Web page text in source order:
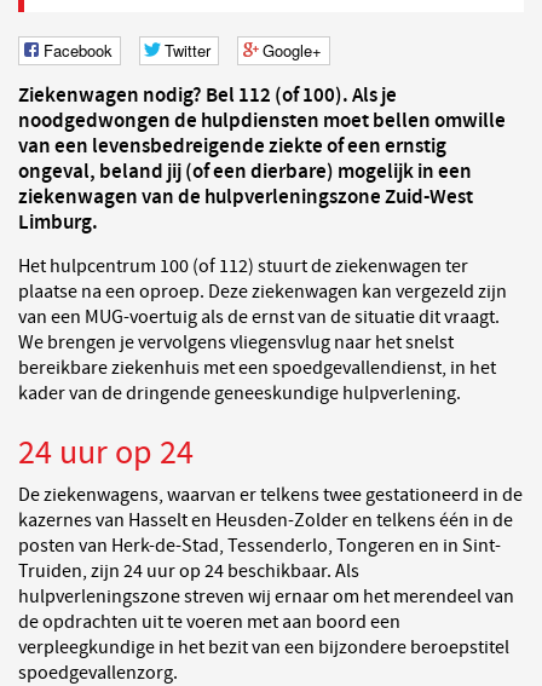
Facebook Twitter Google+
Ziekenwagen nodig? Bel 112 (of 100). Als je
noodgedwongen de hulpdiensten moet bellen omwille
van een levensbedreigende ziekte of een ernstig
ongeval, beland jij (of een dierbare) mogelijk in een
ziekenwagen van de hulpverleningszone Zuid-West
Limburg.
Het hulpcentrum 100 (of 112) stuurt de ziekenwagen ter
plaatse na een oproep. Deze ziekenwagen kan vergezeld zijn
van een MUG-voertuig als de ernst van de situatie dit vraagt.
We brengen je vervolgens vliegensvlug naar het snelst
bereikbare ziekenhuis met een spoedgevallendienst, in het
kader van de dringende geneeskundige hulpverlening.
24 uur op 24
De ziekenwagens, waarvan er telkens twee gestationeerd in de
kazernes van Hasselt en Heusden-Zolder en telkens één in de
posten van Herk-de-Stad, Tessenderlo, Tongeren en in Sint-
Truiden, zijn 24 uur op 24 beschikbaar. Als
hulpverleningszone streven wij ernaar om het merendeel van
de opdrachten uit te voeren met aan boord een
verpleegkundige in het bezit van een bijzondere beroepstitel
spoedgevallenzorg.